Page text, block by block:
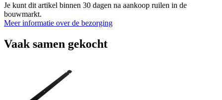
Je kunt dit artikel binnen 30 dagen na aankoop ruilen in de
bouwmarkt.
Meer informatie over de bezorging
Vaak samen gekocht